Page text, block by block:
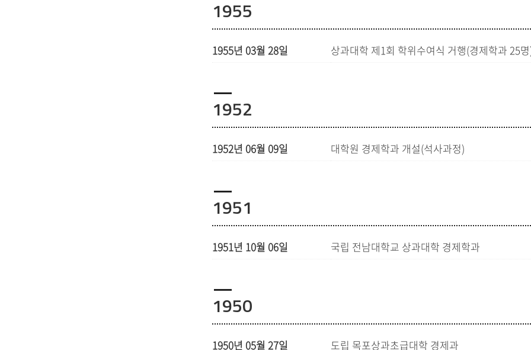
1955
1955년 03월 28일 상과대학 제1회 학위수여식 거행(경제학과 25
1952
1952년 06월 09일 대학원 경제학과 개설(석사과정)
1951
1951년 10월 06일 국립 전남대학교 상과대학 경제학과
1950
1950년 05월 27일 도립 목포상과초급대학 경제과